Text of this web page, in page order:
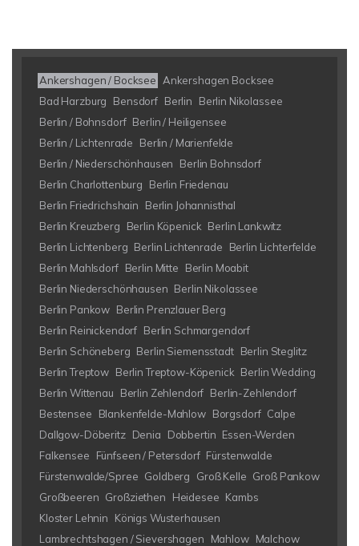
Ankershagen / Bocksee
Ankershagen Bocksee
Bad Harzburg
Bensdorf Berlin
Berlin Nikolassee
Berlin / Bohnsdorf Berlin / Heiligensee
Berlin / Lichtenrade
Berlin / Marienfelde
Berlin / Niederschönhausen
Berlin Bohnsdorf
Berlin Charlottenburg
Berlin Friedenau
Berlin Friedrichshain
Berlin Johannisthal
Berlin Kreuzberg
Berlin Köpenick Berlin Lankwitz
Berlin Lichtenberg Berlin Lichtenrade
Berlin Lichterfelde
Berlin Mahlsdorf Berlin Mitte
Berlin Moabit
Berlin Niederschönhausen Berlin Nikolassee
Berlin Pankow Berlin Prenzlauer Berg
Berlin Reinickendorf Berlin Schmargendorf
Berlin Schöneberg Berlin Siemensstadt Berlin Steglitz
Berlin Treptow Berlin Treptow-Köpenick Berlin Wedding
Berlin Wittenau
Berlin Zehlendorf Berlin-Zehlendorf
Bestensee
Blankenfelde-Mahlow Borgsdorf Calpe
Dallgow-Döberitz Denia Dobbertin Essen-Werden
Falkensee
Fünfseen / Petersdorf Fürstenwalde
Fürstenwalde/Spree Goldberg Groß Kelle Groß Pankow
Großbeeren Großziethen Heidesee Kambs
Kloster Lehnin
Königs Wusterhausen
Lambrechtshagen / Sievershagen
Mahlow Malchow